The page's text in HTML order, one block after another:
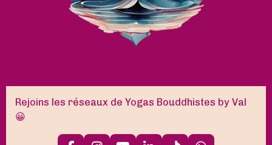
Rejoins les réseaux de Yogas Bouddhistes by Val
😀